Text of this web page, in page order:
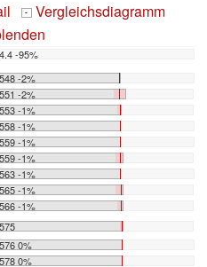
- Vergleichsdiagramm
-95%
-2%
-2%
-1%
-1%
-1%
-1%
-1%
-1%
-1%
0%
0%